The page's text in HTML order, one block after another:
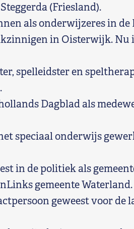
(Friesland).
als onderwijzeres in de
in Oisterwijk. Nu
spelleidster en
Dagblad als
speciaal onderwijs
in de politiek als
gemeente Waterland.
geweest voor de